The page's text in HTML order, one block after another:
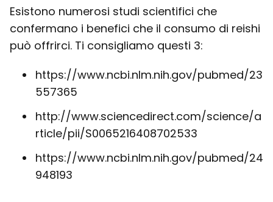
Esistono numerosi studi scientifici che
confermano i benefici che il consumo di reishi
può offrirci. Ti consigliamo questi 3:
https://www.ncbi.nlm.nih.gov/pubmed/23
557365
http://www.sciencedirect.com/science/a
rticle/pii/S0065216408702533
https://www.ncbi.nlm.nih.gov/pubmed/24
948193